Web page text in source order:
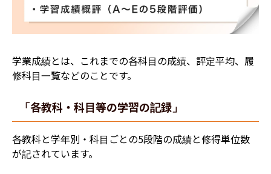
学業成績とは、これまでの各科目の成績、評定平均、履
修科目一覧などのことです。
「各教科・科目等の学習の記録」
各教科と学年別・科目ごとの5段階の成績と修得単位数
が記されています。